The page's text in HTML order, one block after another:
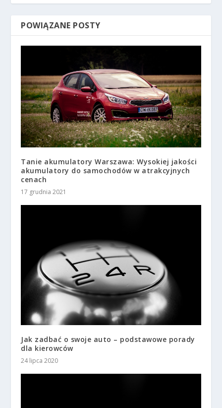
POWIĄZANE POSTY
Tanie akumulatory Warszawa: Wysokiej jakości
akumulatory do samochodów w atrakcyjnych
cenach
17 grudnia 2021
Jak zadbać o swoje auto – podstawowe porady
dla kierowców
24 lipca 2020